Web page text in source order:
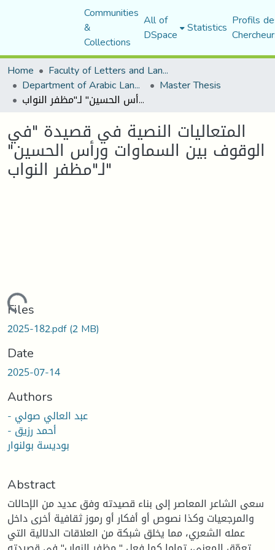
Communities
&
Collections
All of
DSpace Statistics Profils
Home
Faculty of Letters and Languages
Department of Arabic Language and Literature Master Thesis
المتعاليات النصية في قصيدة "في الوقوف بين السماوات ورأس الحسين" لـ"مظفر النواب"
المتعاليات النصية في قصيدة "في
الوقوف بين السماوات ورأس الحسين"
لـ"مظفر النواب"
Loading...
Files
2025-182.pdf(2 MB)
Date
2025-07-14
Authors
- عبد العالي صولي
- أحمد رزيق
بوديسة بولنوار
Abstract
سعى الشاعر المعاصر إلى بناء قصيدته وفق عديد من الإحالات
والمرجعيات وكذا نصوص أو أفكار أو رموز ثقافية أخرى داخل
عمله الشعري، مما يخلق شبكة من العلاقات الدلالية التي